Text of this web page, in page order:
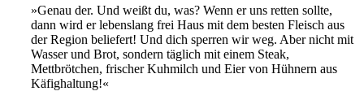
»Genau der. Und weißt du, was? Wenn er uns retten sollte,
dann wird er lebenslang frei Haus mit dem besten Fleisch aus
der Region beliefert! Und dich sperren wir weg. Aber nicht mit
Wasser und Brot, sondern täglich mit einem Steak,
Mettbrötchen, frischer Kuhmilch und Eier von Hühnern aus
Käfighaltung!«